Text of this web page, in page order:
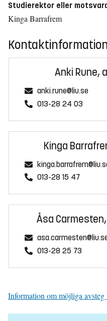
Studierektor eller
Kinga Barrafrem
Anki Rune,
anki.rune@liu.se
013-28 24 03
Kinga
013-28 15 47
Åsa
013-28 25 73
Information om möjliga